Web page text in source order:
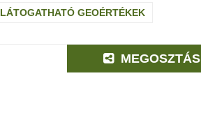
LÁTOGATHATÓ GEOÉRTÉKEK
MEGOSZTÁS